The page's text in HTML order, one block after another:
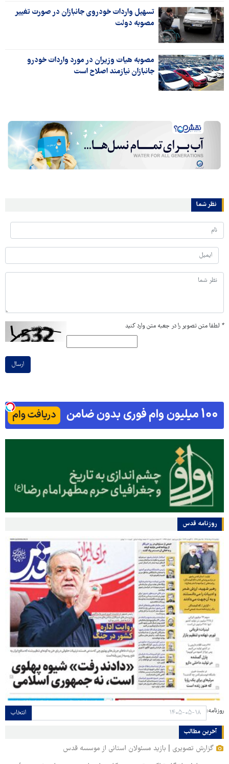
تسهیل واردات خودروی جانبازان در صورت تغییر
مصوبه دولت
مصوبه هیات وزیران در مورد واردات خودرو
جانبازان نیازمند اصلاح است
نظر شما
* لطفا متن تصویر را در جعبه متن وارد کنید
ارسال
روزنامه قدس
روزنامه: انتخاب
آخرین مطالب
گزارش تصویری | بازید مسئولان استانی از موسسه قدس